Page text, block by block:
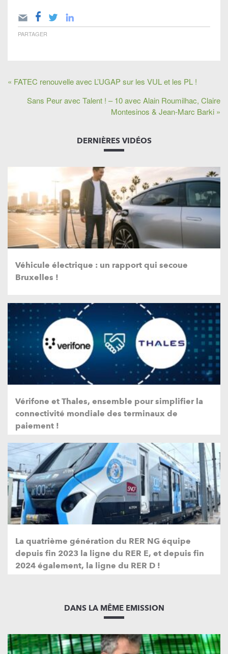
PARTAGER
« FATEC renouvelle avec L’UGAP sur les VUL et les PL !
Sans Peur avec Talent ! – 10 avec Alain Roumilhac, Claire
Montesinos & Jean-Marc Barki »
DERNIÈRES VIDÉOS
Véhicule électrique : un rapport qui secoue
Bruxelles !
Vérifone et Thales, ensemble pour simplifier la
connectivité mondiale des terminaux de
paiement !
La quatrième génération du RER NG équipe
depuis fin 2023 la ligne du RER E, et depuis fin
2024 également, la ligne du RER D !
DANS LA MÊME EMISSION